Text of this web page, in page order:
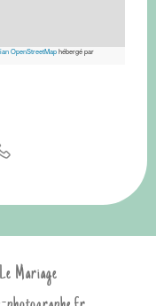
OpenStreetMaphébergé par
Le Mariage